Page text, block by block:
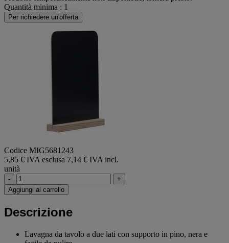
Quantità minima : 1
Per richiedere un'offerta
Codice MIG5681243
5,85 € IVA esclusa 7,14 € IVA incl.
unità
-
+
Aggiungi al carrello
Descrizione
Lavagna da tavolo a due lati con supporto in pino, nera e